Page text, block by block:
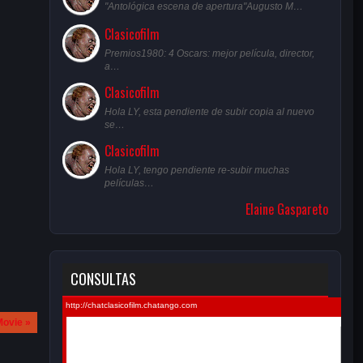
»
"Antológica escena de apertura"Augusto M…
Clasicofilm
Premios1980: 4 Oscars: mejor película, director,
a…
Clasicofilm
Hola LY, esta pendiente de subir copia al nuevo
se…
Clasicofilm
Hola LY, tengo pendiente re-subir muchas
películas…
Elaine Gaspareto
CONSULTAS